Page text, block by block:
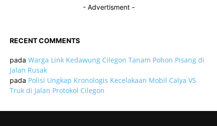
- Advertisment -
RECENT COMMENTS
pada Warga Link Kedawung Cilegon Tanam Pohon Pisang di
Jalan Rusak
pada Polisi Ungkap Kronologis Kecelakaan Mobil Calya VS
Truk di Jalan Protokol Cilegon